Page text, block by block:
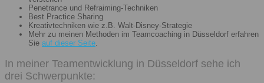
Penetrance und Refraiming-Techniken
Best Practice Sharing
Kreativtechniken wie z.B. Walt-Disney-Strategie
Mehr zu meinen Methoden im Teamcoaching in Düsseldorf erfahren
Sie auf dieser Seite.
In meiner Teamentwicklung in Düsseldorf sehe ich
drei Schwerpunkte: